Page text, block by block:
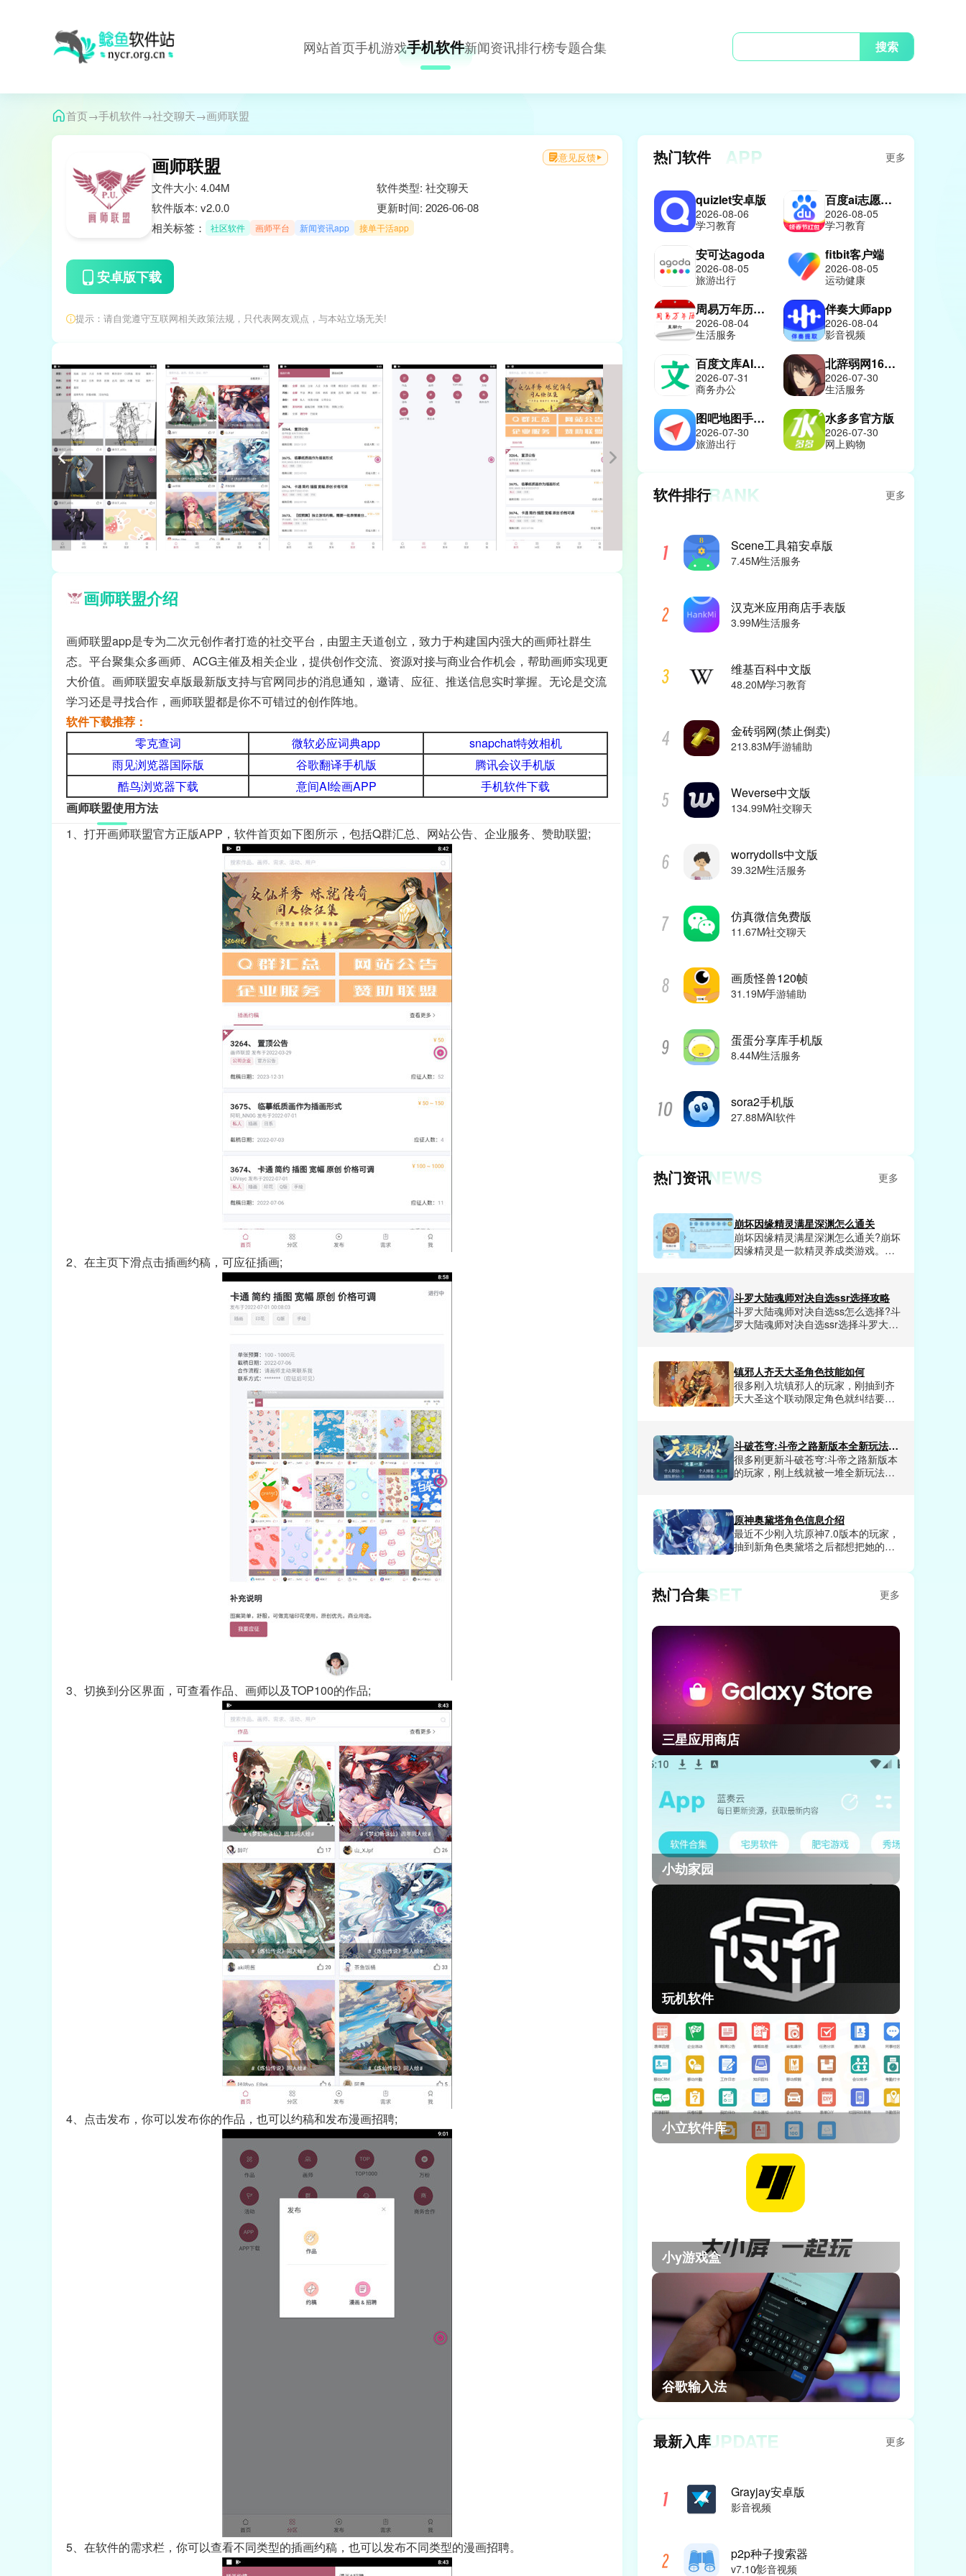
网站首页手机游戏手机软件新闻资讯排行榜专题合集 搜索
首页→手机软件→社交聊天→画师联盟
意见反馈
画师联盟
文件大小: 4.04M
软件类型: 社交聊天
软件版本: v2.0.0
更新时间: 2026-06-08
相关标签：
社区软件 画师平台 新闻资讯app 接单干活app
安卓版下载
提示：请自觉遵守互联网相关政策法规，只代表网友观点，与本站立场无关!
画师联盟介绍
画师联盟app是专为二次元创作者打造的社交平台，由盟主天道创立，致力于构建国内强大的画师社群生
态。平台聚集众多画师、ACG主催及相关企业，提供创作交流、资源对接与商业合作机会，帮助画师实现更
大价值。画师联盟安卓版最新版支持与官网同步的消息通知，邀请、应征、推送信息实时掌握。无论是交流
学习还是寻找合作，画师联盟都是你不可错过的创作阵地。
软件下载推荐：
零克查词
微软必应词典app
snapchat特效相机
雨见浏览器国际版
谷歌翻译手机版
腾讯会议手机版
酷鸟浏览器下载
意间AI绘画APP
手机软件下载
画师联盟使用方法
1、打开画师联盟官方正版APP，软件首页如下图所示，包括Q群汇总、网站公告、企业服务、赞助联盟;
2、在主页下滑点击插画约稿，可应征插画;
3、切换到分区界面，可查看作品、画师以及TOP100的作品;
4、点击发布，你可以发布你的作品，也可以约稿和发布漫画招聘;
5、在软件的需求栏，你可以查看不同类型的插画约稿，也可以发布不同类型的漫画招聘。
热门软件 APP 更多
quizlet安卓版
2026-08-06
学习教育
百度ai志愿报考助手
2026-08-05
学习教育
安可达agoda
2026-08-05
旅游出行
fitbit客户端
2026-08-05
运动健康
周易万年历免费版
2026-08-04
生活服务
伴奏大师app
2026-08-04
影音视频
百度文库AI助手
2026-07-31
商务办公
北辞弱网16.0纪念版
2026-07-30
生活服务
图吧地图手机版
2026-07-30
旅游出行
水多多官方版
2026-07-30
网上购物
软件排行RANK 更多
Scene工具箱安卓版
7.45M生活服务
汉克米应用商店手表版
3.99M生活服务
维基百科中文版
48.20M学习教育
金砖弱网(禁止倒卖)
213.83M手游辅助
Weverse中文版
134.99M社交聊天
worrydolls中文版
39.32M生活服务
仿真微信免费版
11.67M社交聊天
画质怪兽120帧
31.19M手游辅助
蛋蛋分享库手机版
8.44M生活服务
sora2手机版
27.88MAI软件
热门资讯NEWS 更多
崩坏因缘精灵满星深渊怎么通关
崩坏因缘精灵满星深渊怎么通关?崩坏
因缘精灵是一款精灵养成类游戏。在
和兑换券等等，其中深渊副本算是难
度比较高的副本，迄今为止能够满星
通关的玩家很少，所以这里小编给大
斗罗大陆魂师对决自选ssr选择攻略
斗罗大陆魂师对决自选ss怎么选择?斗
罗大陆魂师对决自选ssr选择斗罗大陆
为大家带来了斗罗大陆魂师对决自选
ssr选择推荐，从控制系，辅助系，强
攻系和敏攻系展开，想选择到最合适
镇邪人齐天大圣角色技能如何
很多刚入坑镇邪人的玩家，刚抽到齐
天大圣这个联动限定角色就纠结要不
的技能强度争议一直没停过。小编把
他全技能的实战细节全测了一遍，今
天就给大家详细讲讲镇邪人齐天大圣
斗破苍穹:斗帝之路新版本全新玩法有哪些
很多刚更新斗破苍穹:斗帝之路新版本
的玩家，刚上线就被一堆全新玩法搞
路，能直接解锁90%的新版本隐藏机
缘，不管是组队秘境还是公平竞技，
都能拿到远超普通玩家的丰厚奖励。
原神奥黛塔角色信息介绍
最近不少刚入坑原神7.0版本的玩家，
抽到新角色奥黛塔之后都想把她的背
要么乱堆资源完全发挥不出她的辅助
料和实测数据整理完毕，从人物背景
角色信息介绍。
热门合集SET 更多
三星应用商店
小劫家园
玩机软件
小立软件库
小y游戏盒
谷歌输入法
最新入库UPDATE 更多
Grayjay安卓版
影音视频
p2p种子搜索器
v7.10影音视频